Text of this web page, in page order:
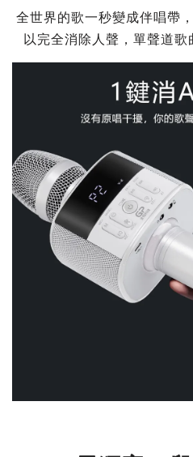
全世界的歌一秒變成伴唱帶
以完全消除人聲，單聲道歌